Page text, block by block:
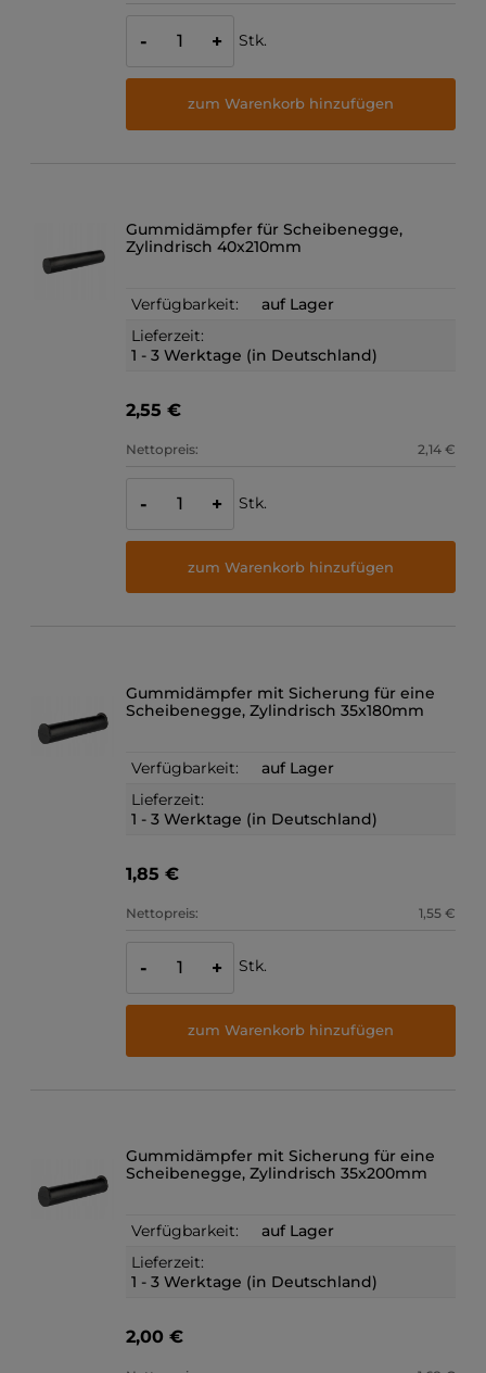
- + Stk.
zum Warenkorb hinzufügen
Gummidämpfer für Scheibenegge,
Zylindrisch 40x210mm
Verfügbarkeit:
auf Lager
Lieferzeit:
1 - 3 Werktage (in Deutschland)
2,55 €
Nettopreis: 2,14 €
- + Stk.
zum Warenkorb hinzufügen
Gummidämpfer mit Sicherung für eine
Scheibenegge, Zylindrisch 35x180mm
Verfügbarkeit:
auf Lager
Lieferzeit:
1 - 3 Werktage (in Deutschland)
1,85 €
Nettopreis: 1,55 €
- + Stk.
zum Warenkorb hinzufügen
Gummidämpfer mit Sicherung für eine
Scheibenegge, Zylindrisch 35x200mm
Verfügbarkeit:
auf Lager
Lieferzeit:
1 - 3 Werktage (in Deutschland)
2,00 €